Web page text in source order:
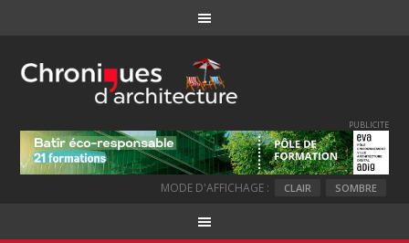
PUBLICITE
MODE D'AFFICHAGE : CLAIR SOMBRE